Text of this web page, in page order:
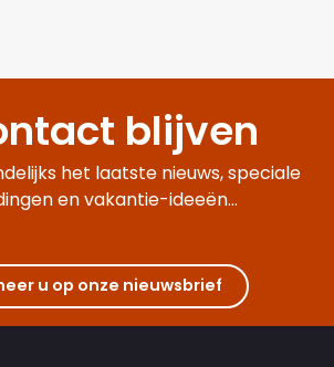
blijven
het laatste nieuws, speciale
en vakantie-ideeën...
u op onze nieuwsbrief